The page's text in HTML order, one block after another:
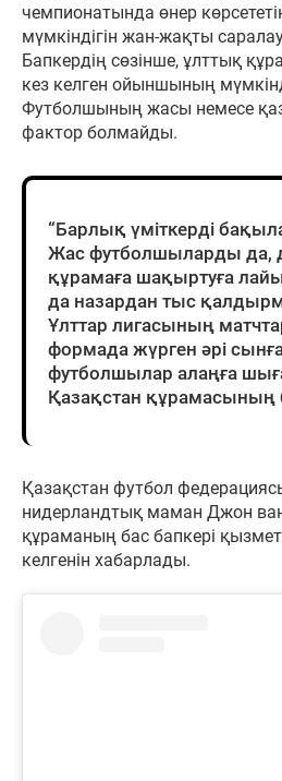
чемпионатында өнер
мүмкіндігін жан-жақты
Бапкердің сөзінше, ұлттық
кез келген ойыншының
Футболшының жасы немесе
фактор болмайды.
“Барлық үміткерді
Жас футболшыларды да,
құрамаға шақыртуға
да назардан тыс
Ұлттар лигасының
формада жүрген әрі
футболшылар алаңға
Қазақстан құрамасының
Қазақстан футбол
нидерландтық маман Джон ван
құраманың бас бапкері
келгенін хабарлады.